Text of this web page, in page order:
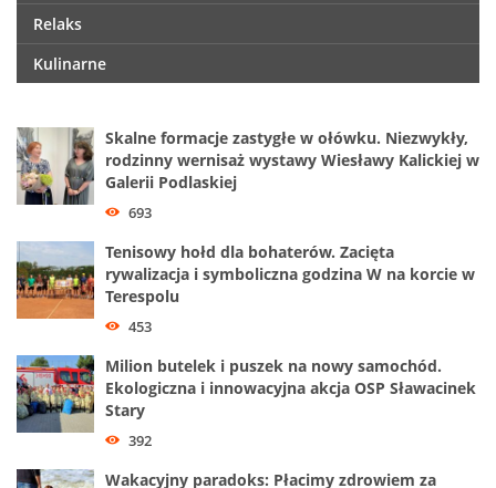
Relaks
Kulinarne
Skalne formacje zastygłe w ołówku. Niezwykły,
rodzinny wernisaż wystawy Wiesławy Kalickiej w
Galerii Podlaskiej
693
Tenisowy hołd dla bohaterów. Zacięta
rywalizacja i symboliczna godzina W na korcie w
Terespolu
453
Milion butelek i puszek na nowy samochód.
Ekologiczna i innowacyjna akcja OSP Sławacinek
Stary
392
Wakacyjny paradoks: Płacimy zdrowiem za